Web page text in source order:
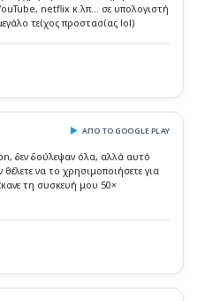
netflix κ.λπ... σε υπολογιστή
τείχος προστασίας lol)
ΑΠΌ ΤΟ GOOGLE PLAY
δεν δούλεψαν όλα, αλλά αυτό
να το χρησιμοποιήσετε για
τη συσκευή μου 50×